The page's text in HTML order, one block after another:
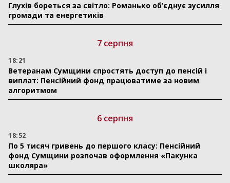
Глухів бореться за світло: Романько об’єднує зусилля
громади та енергетиків
7 серпня
18:21
Ветеранам Сумщини спростять доступ до пенсій і
виплат: Пенсійний фонд працюватиме за новим
алгоритмом
6 серпня
18:52
По 5 тисяч гривень до першого класу: Пенсійний
фонд Сумщини розпочав оформлення «Пакунка
школяра»